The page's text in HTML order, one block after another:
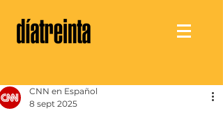
CNN en Español
8 sept 2025